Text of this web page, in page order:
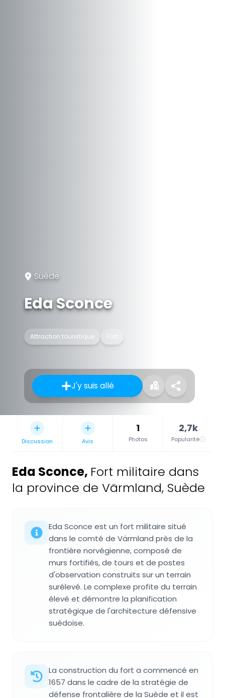
Suède
Eda Sconce
Attraction touristique Fort
J'y suis allé
Discussion Avis
1
Photos
2,7k
Popularité
Eda Sconce, Fort militaire dans
la province de Värmland, Suède
Eda Sconce est un fort militaire situé
dans le comté de Värmland près de la
frontière norvégienne, composé de
murs fortifiés, de tours et de postes
d'observation construits sur un terrain
surélevé. Le complexe profite du terrain
élevé et démontre la planification
stratégique de l'architecture défensive
suédoise.
La construction du fort a commencé en
1657 dans le cadre de la stratégie de
défense frontalière de la Suède et il est